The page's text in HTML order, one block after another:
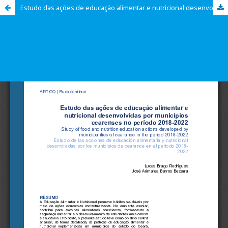
Estudo das ações de educação alimentar e nutricional desenvolvidas por municípios cearenses no período 2018-2022